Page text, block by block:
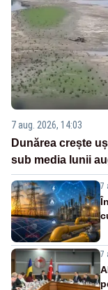
7 aug. 2026, 14:03
Dunărea crește
sub media lunii
7
7